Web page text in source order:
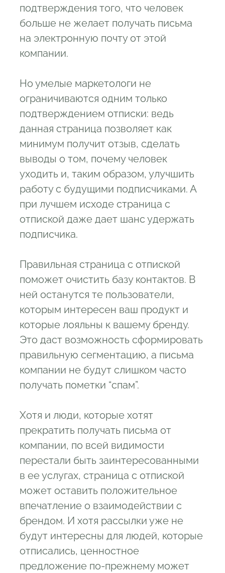
подтверждения того, что человек
больше не желает получать письма
на электронную почту от этой
компании.
Но умелые маркетологи не
ограничиваются одним только
подтверждением отписки: ведь
данная страница позволяет как
минимум получит отзыв, сделать
выводы о том, почему человек
уходить и, таким образом, улучшить
работу с будущими подписчиками. А
при лучшем исходе страница с
отпиской даже дает шанс удержать
подписчика.
Правильная страница с отпиской
поможет очистить базу контактов. В
ней останутся те пользователи,
которым интересен ваш продукт и
которые лояльны к вашему бренду.
Это даст возможность сформировать
правильную сегментацию, а письма
компании не будут слишком часто
получать пометки “спам”.
Хотя и люди, которые хотят
прекратить получать письма от
компании, по всей видимости
перестали быть заинтересованными
в ее услугах, страница с отпиской
может оставить положительное
впечатление о взаимодействии с
брендом. И хотя рассылки уже не
будут интересны для людей, которые
отписались, ценностное
предложение по-прежнему может